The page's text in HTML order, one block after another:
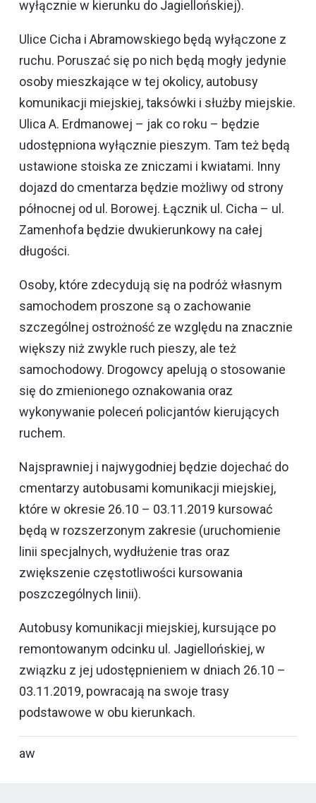
wyłącznie w kierunku do Jagiellońskiej).
Ulice Cicha i Abramowskiego będą wyłączone z
ruchu. Poruszać się po nich będą mogły jedynie
osoby mieszkające w tej okolicy, autobusy
komunikacji miejskiej, taksówki i służby miejskie.
Ulica A. Erdmanowej – jak co roku – będzie
udostępniona wyłącznie pieszym. Tam też będą
ustawione stoiska ze zniczami i kwiatami. Inny
dojazd do cmentarza będzie możliwy od strony
północnej od ul. Borowej. Łącznik ul. Cicha – ul.
Zamenhofa będzie dwukierunkowy na całej
długości.
Osoby, które zdecydują się na podróż własnym
samochodem proszone są o zachowanie
szczególnej ostrożność ze względu na znacznie
większy niż zwykle ruch pieszy, ale też
samochodowy. Drogowcy apelują o stosowanie
się do zmienionego oznakowania oraz
wykonywanie poleceń policjantów kierujących
ruchem.
Najsprawniej i najwygodniej będzie dojechać do
cmentarzy autobusami komunikacji miejskiej,
które w okresie 26.10 – 03.11.2019 kursować
będą w rozszerzonym zakresie (uruchomienie
linii specjalnych, wydłużenie tras oraz
zwiększenie częstotliwości kursowania
poszczególnych linii).
Autobusy komunikacji miejskiej, kursujące po
remontowanym odcinku ul. Jagiellońskiej, w
związku z jej udostępnieniem w dniach 26.10 –
03.11.2019, powracają na swoje trasy
podstawowe w obu kierunkach.
aw